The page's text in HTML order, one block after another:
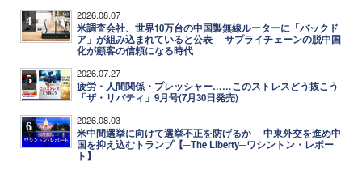
4 2026.08.07
米調査会社、世界10万台の中国製無線ルーターに「バックド
ア」が組み込まれていると公表 ─ サプライチェーンの脱中国
化が顧客の信頼になる時代
5 2026.07.27
疲労・人間関係・プレッシャー……このストレスどう抜こう
「ザ・リバティ」9月号(7月30日発売)
6 2026.08.03
米中間選挙に向けて選挙不正を防げるか ─ 中東外交を進め中
国を抑え込むトランプ【─The Liberty─ワシントン・レポー
ト】